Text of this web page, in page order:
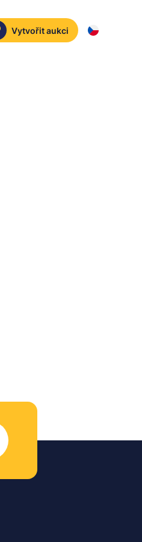
Vytvořit aukci